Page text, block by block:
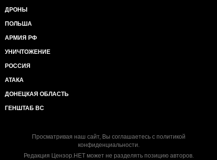
ДРОНЫ
ПОЛЬША
АРМИЯ РФ
УНИЧТОЖЕНИЕ
РОССИЯ
АТАКА
ДОНЕЦКАЯ ОБЛАСТЬ
ГЕНШТАБ ВС
Просматривая наш сайт, Вы соглашаетесь с политикой
конфиденциальности.
Редакция Цензор.НЕТ может не разделять позицию авторов.